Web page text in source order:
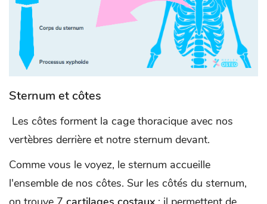
Sternum et côtes
Les côtes forment la cage thoracique avec nos
vertèbres derrière et notre sternum devant.
Comme vous le voyez, le sternum accueille
l'ensemble de nos côtes. Sur les côtés du sternum,